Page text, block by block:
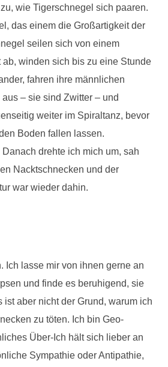
wie Tigerschnegel sich paaren.
das einem die Großartigkeit der
seilen sich von einem
ab, winden sich bis zu eine Stunde
fahren ihre männlichen
– sie sind Zwitter – und
weiter im Spiraltanz, bevor
Boden fallen lassen.
drehte ich mich um, sah
Nackt­schnecken und der
war wieder dahin.
Ich lasse mir von ihnen gerne an
und finde es beruhigend, sie
ist aber nicht der Grund, warum ich
zu töten. Ich bin Geo-
Über-Ich hält sich lieber an
Sympathie oder Antipathie,